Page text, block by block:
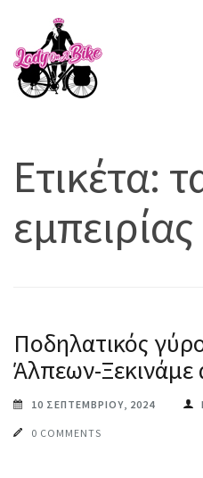
content
(Press
Ετικέτα:
εμπειρίας
Ποδηλατικός
Άλπεων-
10 ΣΕΠΤΕΜΒΡΊΟΥ, 2024
0 COMMENTS